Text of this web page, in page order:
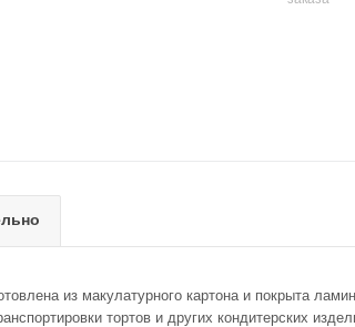
из макулатурного картона и покрыта
тортов и других кондитерских